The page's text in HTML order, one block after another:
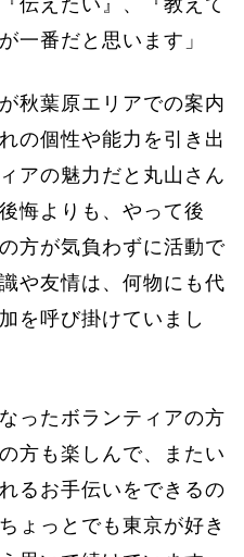
一番だと思います」
秋葉原エリアでの案内
の個性や能力を引き出
アの魅力だと丸山さん
悔よりも、やって後
方が気負わずに活動で
や友情は、何物にも代
を呼び掛けていまし
ったボランティアの方
方も楽しんで、またい
るお手伝いをできるの
ょっとでも東京が好き